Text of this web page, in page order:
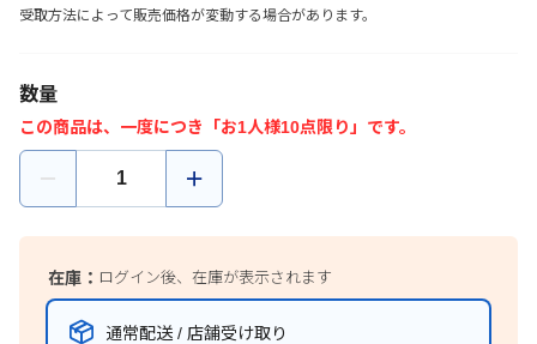
受取方法によって販売価格が変動する場合があります。
数量
この商品は、一度につき「お1人様10点限り」です。
在庫： ログイン後、在庫が表示されます
通常配送 / 店舗受け取り